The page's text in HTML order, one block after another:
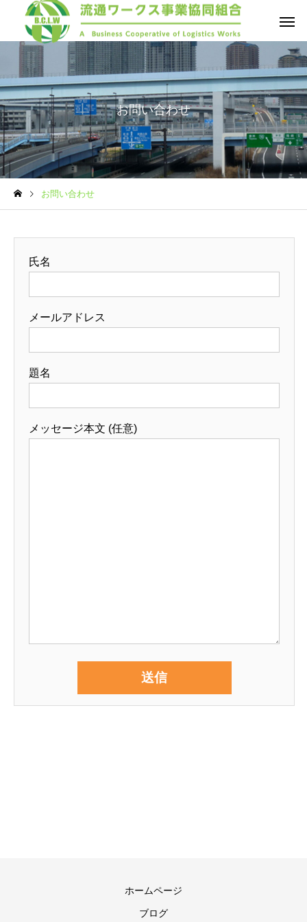
お問い合わせ
お問い合わせ
氏名
メールアドレス
題名
メッセージ本文 (任意)
ホームページ
ブログ